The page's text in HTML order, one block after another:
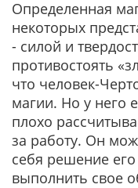
Определенная
некоторых
- силой и
противостоять
что человек-
магии. Но у него
плохо
за работу. Он
себя решение
выполнить свое